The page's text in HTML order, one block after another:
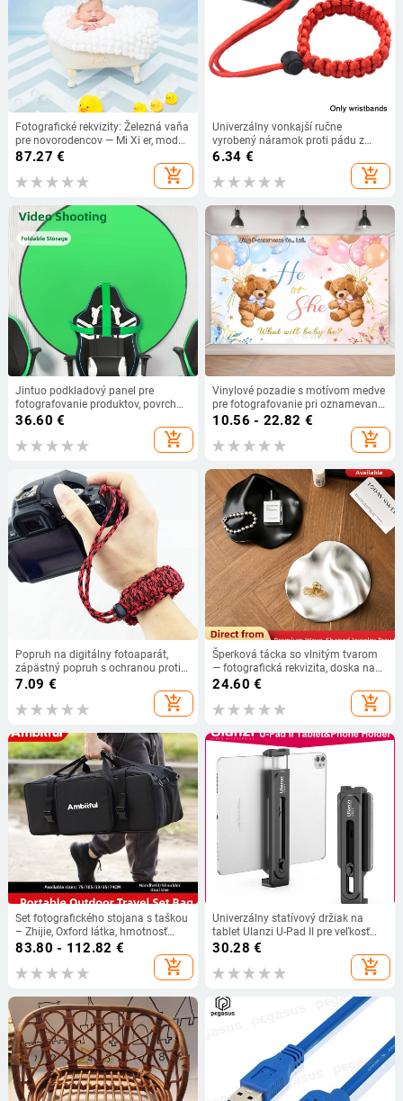
Fotografické rekvizity: Železná vaňa
pre novorodencov — Mi Xi er, model
Bathtub, materiál železo, určené pre
87.27 €
add_shopping_cart
Univerzálny vonkajší ručne
vyrobený náramok proti pádu z
lana, mäkký pletený prenosný
popruh na zápästie, príslušenstvo
pre fotoaparáty, nylonový
6.34 €
add_shopping_cart
Jintuo podkladový panel pre
fotografovanie produktov, povrch
flock, skladom
36.60 €
add_shopping_cart
Vinylové pozadie s motívom medve
pre fotografovanie pri oznamevaní
pohlavia dieťaťa; Značka: Qian;
Materiál: vinyl; Hmotnosť: 150 g;
Určené pre scénické fotografovanie
10.56 - 22.82 €
add_shopping_cart
Popruh na digitálny fotoaparát,
zápästný popruh s ochranou proti
strate, rukoväť s paracordovým
pleteným náramkom pre Nikon,
Canon, Sony, Pentax, Panasonic,
7.09 €
add_shopping_cart
Šperková tácka so vlnitým tvarom
— fotografická rekvizita, doska na
prezentáciu, luxusný dekoratívny
predmet (Light and Shadow Stars)
24.60 €
add_shopping_cart
Set fotografického stojana s taškou
– Zhijie, Oxford látka, hmotnosť
1,64 kg, všeobecná kompatibilita
83.80 - 112.82 €
add_shopping_cart
Univerzálny statívový držiak na
tablet Ulanzi U-Pad II pre veľkosť
100 mm – 230 mm pre iPad Air Pro
Mini s 1/4 skrutkou a studenou
päticou pre mikrofón.
30.28 €
add_shopping_cart